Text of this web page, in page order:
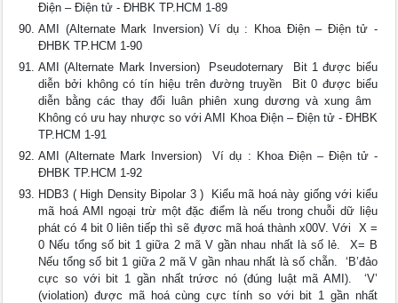
Điện – Điện tử - ĐHBK TP.HCM 1-89
AMI (Alternate Mark Inversion) Ví dụ : Khoa Điện – Điện tử -
ĐHBK TP.HCM 1-90
AMI (Alternate Mark Inversion)  Pseudoternary  Bit 1 được biểu
diễn bởi không có tín hiệu trên đường truyền  Bit 0 được biểu
diễn bằng các thay đổi luân phiên xung dương và xung âm 
Không có ưu hay nhược so với AMI Khoa Điện – Điện tử - ĐHBK
TP.HCM 1-91
AMI (Alternate Mark Inversion)  Ví dụ : Khoa Điện – Điện tử -
ĐHBK TP.HCM 1-92
HDB3 ( High Density Bipolar 3 )  Kiểu mã hoá này giống với kiểu
mã hoá AMI ngoại trừ một đặc điểm là nếu trong chuỗi dữ liệu
phát có 4 bit 0 liên tiếp thì sẽ đựơc mã hoá thành x00V. Với  X =
0 Nếu tổng số bit 1 giữa 2 mã V gần nhau nhất là số lẻ.  X= B
Nếu tổng số bit 1 giữa 2 mã V gần nhau nhất là số chẵn.  ‘B’đảo
cực so với bit 1 gần nhất trứơc nó (đúng luật mã AMI).  ‘V’
(violation) được mã hoá cùng cực tính so với bit 1 gần nhất